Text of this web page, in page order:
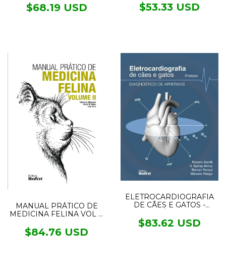
PEQUENOS ANIMAIS
$68.19 USD $53.33 USD
MANUAL PRÁTICO DE
MEDICINA FELINA VOL II
$84.76 USD
ELETROCARDIOGRAFIA
DE CÃES E GATOS -
ARRITMIAS
$83.62 USD